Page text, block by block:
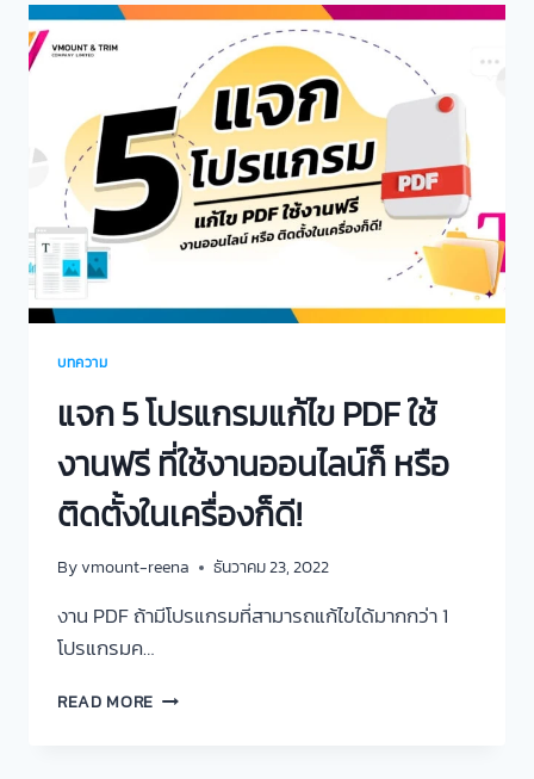
บทความ
แจก 5 โปรแกรมแก้ไข PDF ใช้
งานฟรี ที่ใช้งานออนไลน์ก็ หรือ
ติดตั้งในเครื่องก็ดี!
Byvmount-reena ธันวาคม 23, 2022
งาน PDF ถ้ามีโปรแกรมที่สามารถแก้ไขได้มากกว่า 1
โปรแกรมค…
READ MORE